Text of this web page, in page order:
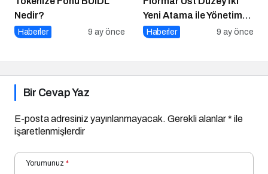
Nedir?
Haberler 9 ay önce
Yeni Atama ile Yönetim
Kadrosunu
Haberler 9 ay önce
Bir Cevap Yaz
E-posta adresiniz yayınlanmayacak. Gerekli alanlar* ile
işaretlenmişlerdir
Yorumunuz *